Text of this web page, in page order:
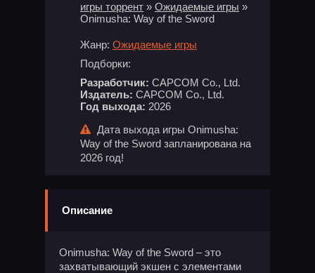
игры торрент » Ожидаемые игры »
Onimusha: Way of the Sword
Жанр: Ожидаемые игры
Подборки:
Разработчик: CAPCOM Co., Ltd.
Издатель: CAPCOM Co., Ltd.
Год выхода: 2026
Дата выхода игры Onimusha:
Way of the Sword запланирована на
2026 год!
Описание
Onimusha: Way of the Sword – это
захватывающий экшен с элементами